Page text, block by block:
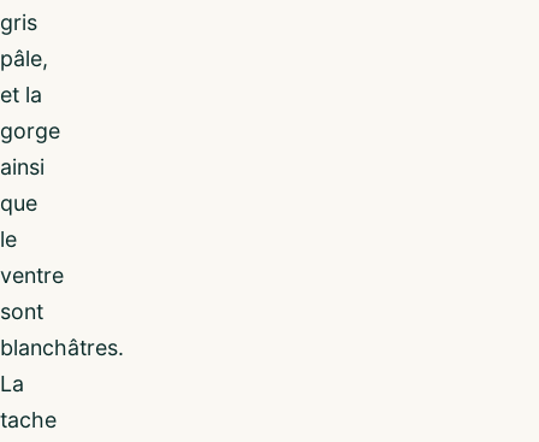
gris
pâle,
et la
gorge
ainsi
que
le
ventre
sont
blanchâtres.
La
tache